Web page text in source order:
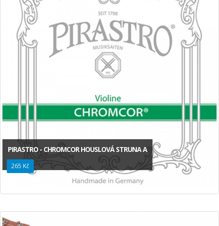
PIRASTRO - CHROMCOR HOUSLOVÁ STRUNA A
265 Kč